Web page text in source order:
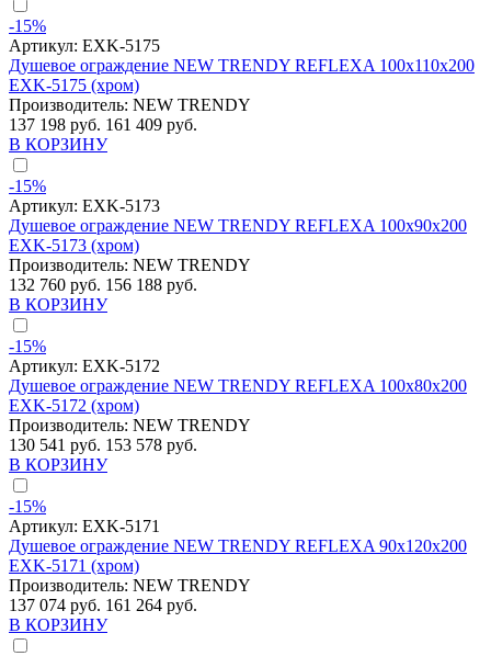
-15%
Артикул: EXK-5175
Душевое ограждение NEW TRENDY REFLEXA 100x110x200
EXK-5175 (хром)
Производитель: NEW TRENDY
137 198 руб. 161 409 руб.
В КОРЗИНУ
-15%
Артикул: EXK-5173
Душевое ограждение NEW TRENDY REFLEXA 100x90x200
EXK-5173 (хром)
Производитель: NEW TRENDY
132 760 руб. 156 188 руб.
В КОРЗИНУ
-15%
Артикул: EXK-5172
Душевое ограждение NEW TRENDY REFLEXA 100x80x200
EXK-5172 (хром)
Производитель: NEW TRENDY
130 541 руб. 153 578 руб.
В КОРЗИНУ
-15%
Артикул: EXK-5171
Душевое ограждение NEW TRENDY REFLEXA 90x120x200
EXK-5171 (хром)
Производитель: NEW TRENDY
137 074 руб. 161 264 руб.
В КОРЗИНУ